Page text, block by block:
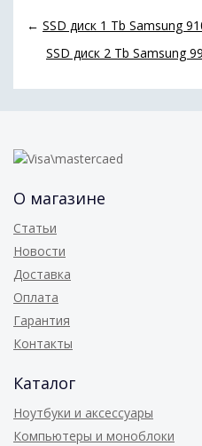
← SSD диск 1 Tb Samsung
SSD диск 2 Tb Samsung
О магазине
Статьи
Новости
Доставка
Оплата
Гарантия
Контакты
Каталог
Ноутбуки и аксессуары
Компьютеры и моноблоки